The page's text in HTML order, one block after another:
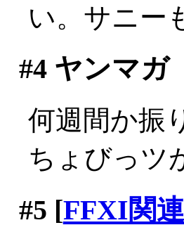
い。サニー
#4ヤンマガ
何週間か振
ちょびっツ
#5 [FFXI関連